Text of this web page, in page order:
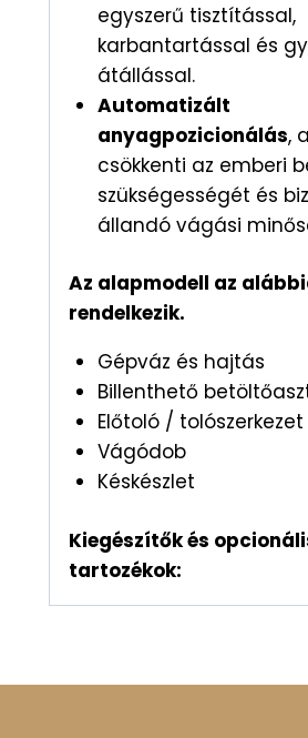
egyszerű tisztítással,
karbantartással és
átállással.
Automatizált
anyagpozicionálás,
csökkenti az emberi
szükségességét és
állandó vágási
Az alapmodell az
rendelkezik.
Gépváz és hajtás
Billenthető
Előtoló / tolószerkezet
Vágódob
Késkészlet
Kiegészítők és
tartozékok: